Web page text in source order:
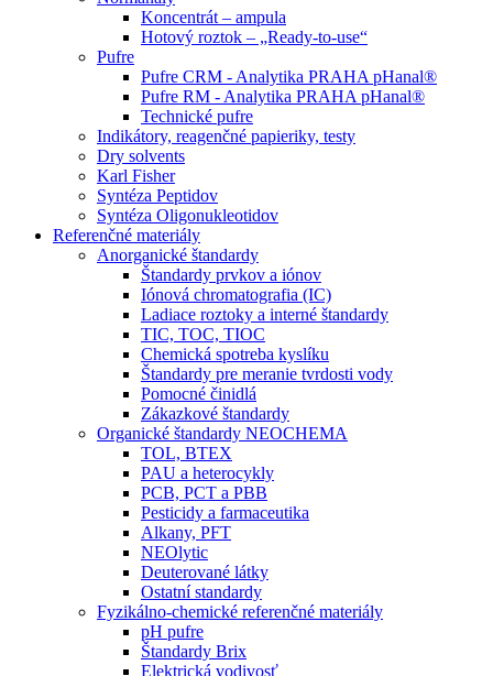
Koncentrát – ampula
Hotový roztok – „Ready-to-use“
Pufre
Pufre CRM - Analytika PRAHA pHanal®
Pufre RM - Analytika PRAHA pHanal®
Technické pufre
Indikátory, reagenčné papieriky, testy
Dry solvents
Karl Fisher
Syntéza Peptidov
Syntéza Oligonukleotidov
Referenčné materiály
Anorganické štandardy
Štandardy prvkov a iónov
Iónová chromatografia (IC)
Ladiace roztoky a interné štandardy
TIC, TOC, TIOC
Chemická spotreba kyslíku
Štandardy pre meranie tvrdosti vody
Pomocné činidlá
Zákazkové štandardy
Organické štandardy NEOCHEMA
TOL, BTEX
PAU a heterocykly
PCB, PCT a PBB
Pesticidy a farmaceutika
Alkany, PFT
NEOlytic
Deuterované látky
Ostatní standardy
Fyzikálno-chemické referenčné materiály
pH pufre
Štandardy Brix
Elektrická vodivosť